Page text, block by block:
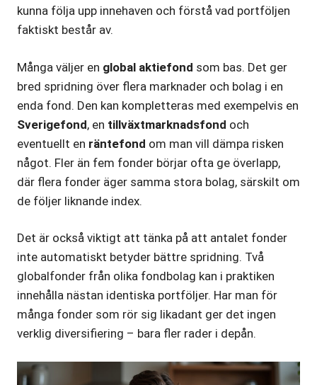
kunna följa upp innehaven och förstå vad portföljen
faktiskt består av.
Många väljer en global aktiefond som bas. Det ger
bred spridning över flera marknader och bolag i en
enda fond. Den kan kompletteras med exempelvis en
Sverigefond, en tillväxtmarknadsfond och
eventuellt en räntefond om man vill dämpa risken
något. Fler än fem fonder börjar ofta ge överlapp,
där flera fonder äger samma stora bolag, särskilt om
de följer liknande index.
Det är också viktigt att tänka på att antalet fonder
inte automatiskt betyder bättre spridning. Två
globalfonder från olika fondbolag kan i praktiken
innehålla nästan identiska portföljer. Har man för
många fonder som rör sig likadant ger det ingen
verklig diversifiering – bara fler rader i depån.